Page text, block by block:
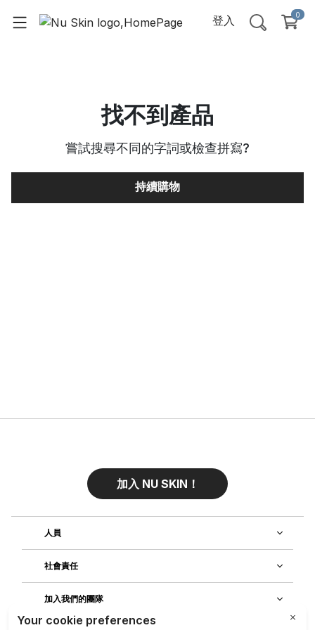
登入 0
找不到產品
嘗試搜尋不同的字詞或檢查拼寫?
持續購物
加入 NU SKIN！
人員
社會責任
加入我們的團隊